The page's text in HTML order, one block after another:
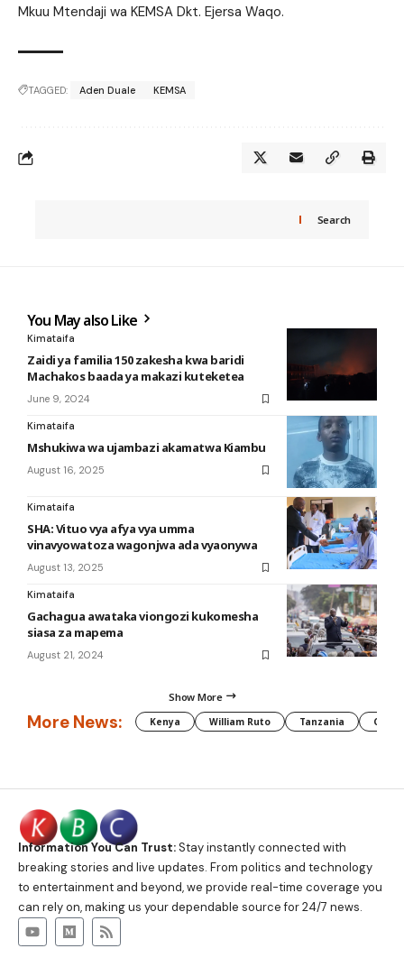
Mkuu Mtendaji wa KEMSA Dkt. Ejersa Waqo.
TAGGED: Aden Duale KEMSA
Search
You May also Like
Kimataifa
Zaidi ya familia 150 zakesha kwa baridi
Machakos baada ya makazi kuteketea
June 9, 2024
Kimataifa
Mshukiwa wa ujambazi akamatwa Kiambu
August 16, 2025
Kimataifa
SHA: Vituo vya afya vya umma
vinavyowatoza wagonjwa ada vyaonywa
August 13, 2025
Kimataifa
Gachagua awataka viongozi kukomesha
siasa za mapema
August 21, 2024
Show More
More News: Kenya William Ruto Tanzania CAF
Information You Can Trust:Stay instantly connected with
breaking stories and live updates. From politics and technology
to entertainment and beyond, we provide real-time coverage you
can rely on, making us your dependable source for 24/7 news.